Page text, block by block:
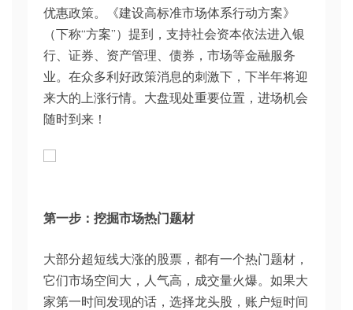
优惠政策。《建设高标准市场体系行动方案》
（下称“方案”）提到，支持社会资本依法进入银
行、证券、资产管理、债券，市场等金融服务
业。在众多利好政策消息的刺激下，下半年将迎
来大的上涨行情。大盘现处重要位置，进场机会
随时到来！
第一步：挖掘市场热门题材
大部分超短线大涨的股票，都有一个热门题材，
它们市场空间大，人气高，成交量火爆。如果大
家第一时间发现的话，选择龙头股，账户短时间